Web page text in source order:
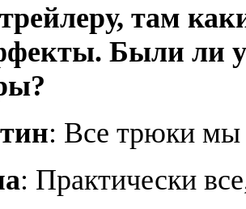
там
Были ли
: Все трюки мы
: Практически